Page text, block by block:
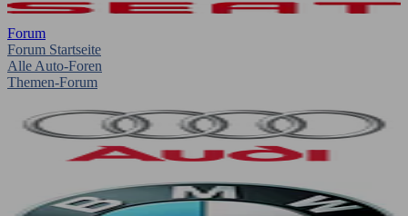
Forum
Forum Startseite
Alle Auto-Foren
Themen-Forum